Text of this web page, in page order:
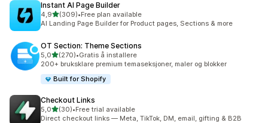
Instant AI Page Builder
4,9av 5 stjerner
(309)
Totalt 309 omtaler
•Free plan available
AI Landing Page Builder for Product pages, Sections & more
OT Section: Theme Sections
5,0av 5 stjerner
(270)
Totalt 270 omtaler
•Gratis å installere
200+ bruksklare premium temaseksjoner, maler og blokker
Built for Shopify
Checkout Links
5,0av 5 stjerner
(30)
Totalt 30 omtaler
•Free trial available
Direct checkout links — Meta, TikTok, DM, email, gifting & B2B